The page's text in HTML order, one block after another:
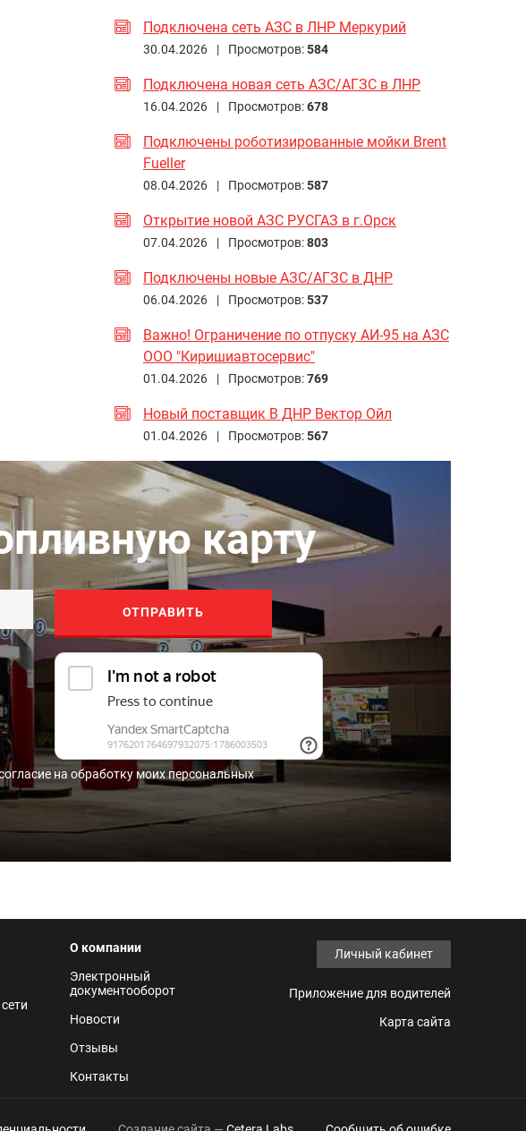
Подключена сеть АЗС в ЛНР Меркурий
30.04.2026 | Просмотров:584
Подключена новая сеть АЗС/АГЗС в ЛНР
16.04.2026 | Просмотров:678
Подключены роботизированные мойки Brent
Fueller
08.04.2026 | Просмотров:587
Открытие новой АЗС РУСГАЗ в г.Орск
07.04.2026 | Просмотров:803
Подключены новые АЗС/АГЗС в ДНР
06.04.2026 | Просмотров:537
Важно! Ограничение по отпуску АИ-95 на АЗС
ООО "Киришиавтосервис"
01.04.2026 | Просмотров:769
Новый поставщик В ДНР Вектор Ойл
01.04.2026 | Просмотров:567
карту
на обработку моих персональных
О компании
Электронный
документооборот
Новости
Отзывы
Контакты
Личный кабинет
Приложение для водителей
Карта сайта